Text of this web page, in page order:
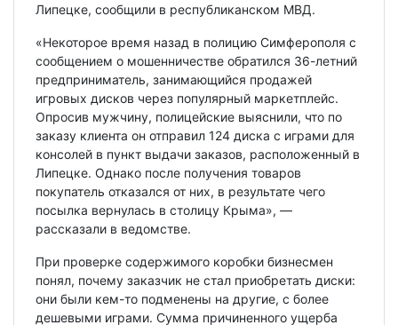
Липецке, сообщили в республиканском МВД.
«Некоторое время назад в полицию Симферополя с
сообщением о мошенничестве обратился 36-летний
предприниматель, занимающийся продажей
игровых дисков через популярный маркетплейс.
Опросив мужчину, полицейские выяснили, что по
заказу клиента он отправил 124 диска с играми для
консолей в пункт выдачи заказов, расположенный в
Липецке. Однако после получения товаров
покупатель отказался от них, в результате чего
посылка вернулась в столицу Крыма», —
рассказали в ведомстве.
При проверке содержимого коробки бизнесмен
понял, почему заказчик не стал приобретать диски:
они были кем-то подменены на другие, с более
дешевыми играми. Сумма причиненного ущерба